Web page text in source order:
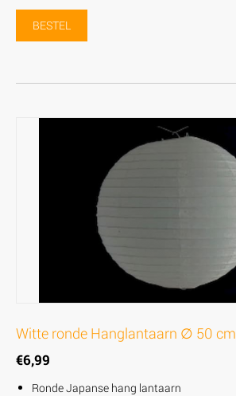
BESTEL
Witte ronde Hanglantaarn ∅ 50 cm
€6,99
Ronde Japanse hang lantaarn